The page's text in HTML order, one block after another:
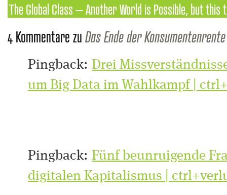
The Global Class – Another World is Possible, but
4 Kommentare zuDas Ende der
Pingback: Drei
um Big Data im Wahlkampf |
Pingback: Fünf beunruigende
digitalen Kapitalismus |